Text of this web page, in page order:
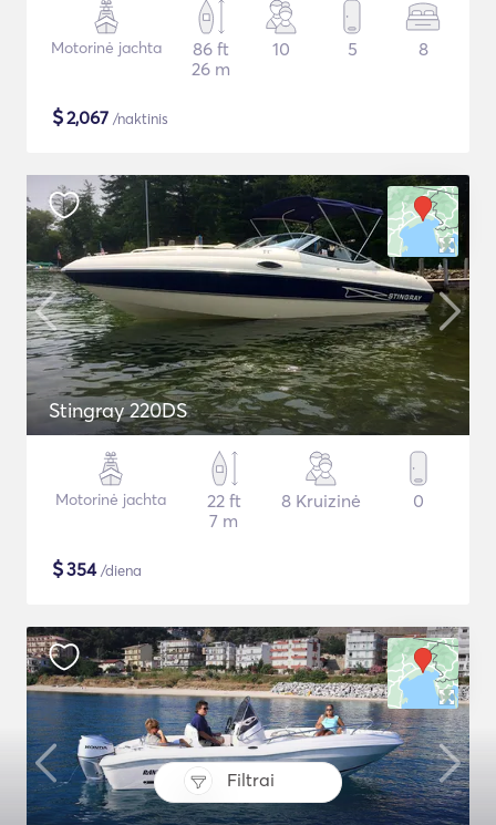
Filtrai
Motorinė jachta
86 ft
26 m
10 5 8
$2,067 /naktinis
Stingray 220DS
Motorinė jachta
22 ft
7 m
8 Kruizinė 0
$354/diena